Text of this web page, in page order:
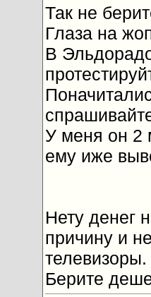
Так не
Глаза на
В
У меня он 2
ему иже
Нету денег
причину и
телевизоры.
Берите